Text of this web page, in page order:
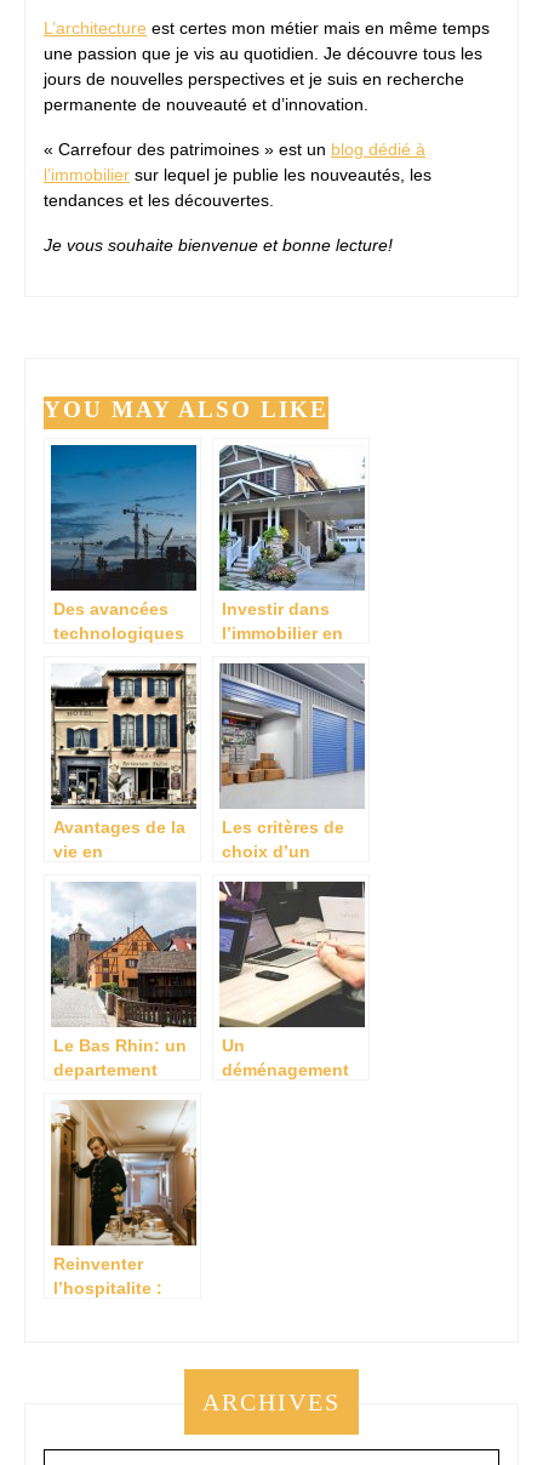
L’architecture est certes mon métier mais en même temps
une passion que je vis au quotidien. Je découvre tous les
jours de nouvelles perspectives et je suis en recherche
permanente de nouveauté et d’innovation.
« Carrefour des patrimoines » est un blog dédié à
l’immobilier sur lequel je publie les nouveautés, les
tendances et les découvertes.
Je vous souhaite bienvenue et bonne lecture!
YOU MAY ALSO LIKE
Des avancées
technologiques
dans la
construction
Investir dans
l’immobilier en
qu’il faut savoir!
Avantages de la
vie en
Paris
Les critères de
choix d’un
Le Bas Rhin: un
departement
charme et atouts
ou il fait bon
vivre et
s’installer.
Un
déménagement
Reinventer
l’hospitalite :
ARCHIVES